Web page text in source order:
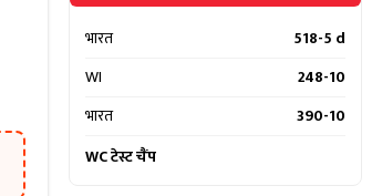
भारत
518-5 d
WI
248-10
भारत
390-10
WC टेस्ट चैंप